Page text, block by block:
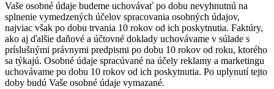
Vaše osobné údaje budeme uchovávať po dobu nevyhnutnú na
splnenie vymedzených účelov spracovania osobných údajov,
najviac však po dobu trvania 10 rokov od ich poskytnutia. Faktúry,
ako aj ďalšie daňové a účtovné doklady uchovávame v súlade s
príslušnými právnymi predpismi po dobu 10 rokov od roku, ktorého
sa týkajú. Osobné údaje spracúvané na účely reklamy a marketingu
uchovávame po dobu 10 rokov od ich poskytnutia. Po uplynutí tejto
doby budú Vaše osobné údaje vymazané.